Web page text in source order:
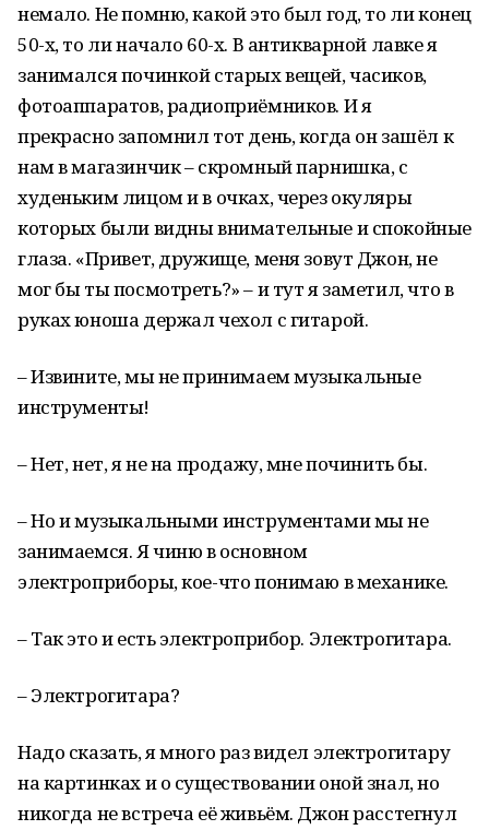
немало. Не помню, какой это был год, то ли конец
50-х, то ли начало 60-х. В антикварной лавке я
занимался починкой старых вещей, часиков,
фотоаппаратов, радиоприёмников. И я
прекрасно запомнил тот день, когда он зашёл к
нам в магазинчик – скромный парнишка, с
худеньким лицом и в очках, через окуляры
которых были видны внимательные и спокойные
глаза. «Привет, дружище, меня зовут Джон, не
мог бы ты посмотреть?» – и тут я заметил, что в
руках юноша держал чехол с гитарой.
– Извините, мы не принимаем музыкальные
инструменты!
– Нет, нет, я не на продажу, мне починить бы.
– Но и музыкальными инструментами мы не
занимаемся. Я чиню в основном
электроприборы, кое-что понимаю в механике.
– Так это и есть электроприбор. Электрогитара.
– Электрогитара?
Надо сказать, я много раз видел электрогитару
на картинках и о существовании оной знал, но
никогда не встреча её живьём. Джон расстегнул